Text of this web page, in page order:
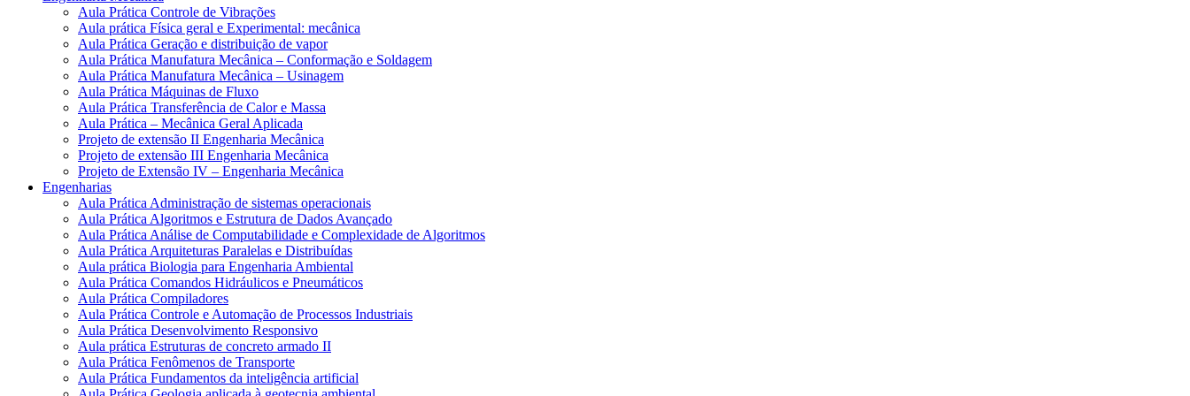
Aula Prática Controle de Vibrações
Aula prática Física geral e Experimental: mecânica
Aula Prática Geração e distribuição de vapor
Aula Prática Manufatura Mecânica – Conformação e Soldagem
Aula Prática Manufatura Mecânica – Usinagem
Aula Prática Máquinas de Fluxo
Aula Prática Transferência de Calor e Massa
Aula Prática – Mecânica Geral Aplicada
Projeto de extensão II Engenharia Mecânica
Projeto de extensão III Engenharia Mecânica
Projeto de Extensão IV – Engenharia Mecânica
Engenharias
Aula Prática Administração de sistemas operacionais
Aula Prática Algoritmos e Estrutura de Dados Avançado
Aula Prática Análise de Computabilidade e Complexidade de Algoritmos
Aula Prática Arquiteturas Paralelas e Distribuídas
Aula prática Biologia para Engenharia Ambiental
Aula Prática Comandos Hidráulicos e Pneumáticos
Aula Prática Compiladores
Aula Prática Controle e Automação de Processos Industriais
Aula Prática Desenvolvimento Responsivo
Aula prática Estruturas de concreto armado II
Aula Prática Fenômenos de Transporte
Aula Prática Fundamentos da inteligência artificial